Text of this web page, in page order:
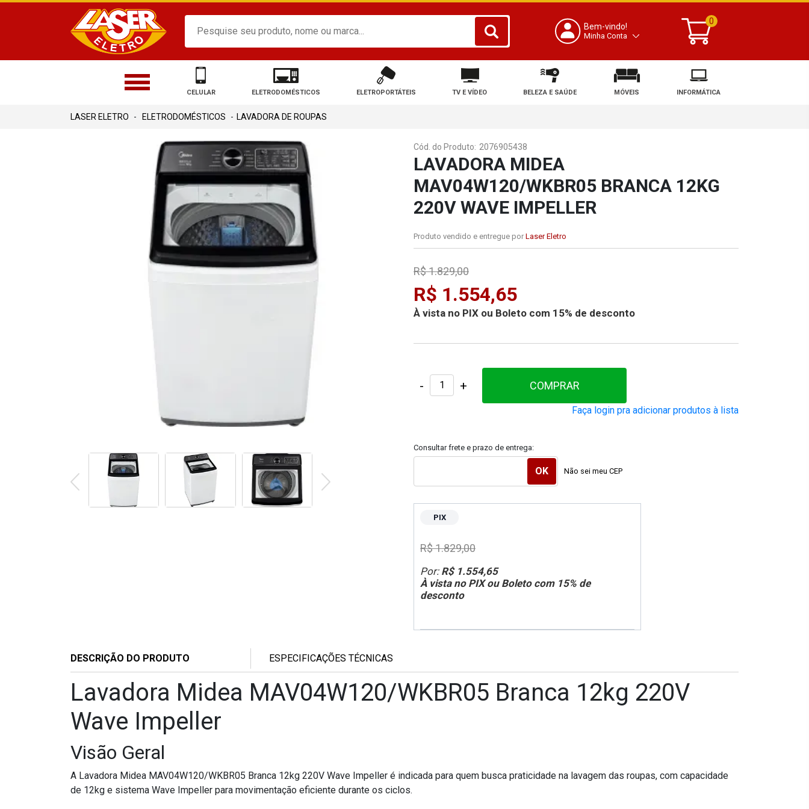
Bem-vindo!
Minha Conta
0
CELULAR ELETRODOMÉSTICOS ELETROPORTÁTEIS TV E VÍDEO BELEZA E SAÚDE MÓVEIS INFORMÁTICA
ELETRODOMÉSTICOS LAVADORA DE ROUPAS
Cód. do Produto: 2076905438
LAVADORA MIDEA
MAV04W120/WKBR05 BRANCA 12KG
220V WAVE IMPELLER
Produto vendido e entregue por Laser Eletro
R$ 1.554,65
À vista no PIX ou Boleto com 15% de desconto
R$ 1.829,00
- + COMPRAR
Faça login pra adicionar produtos à lista
Consultar frete e prazo de entrega:
Não sei meu CEP
PIX
Por: R$ 1.554,65
À vista no PIX ou Boleto com 15% de
desconto
R$ 1.829,00
DESCRIÇÃO DO PRODUTO ESPECIFICAÇÕES TÉCNICAS
Lavadora Midea MAV04W120/WKBR05 Branca 12kg 220V
Wave Impeller
Visão Geral
A Lavadora Midea MAV04W120/WKBR05 Branca 12kg 220V Wave Impeller é indicada para quem busca praticidade na lavagem das roupas, com capacidade
de 12kg e sistema Wave Impeller para movimentação eficiente durante os ciclos.